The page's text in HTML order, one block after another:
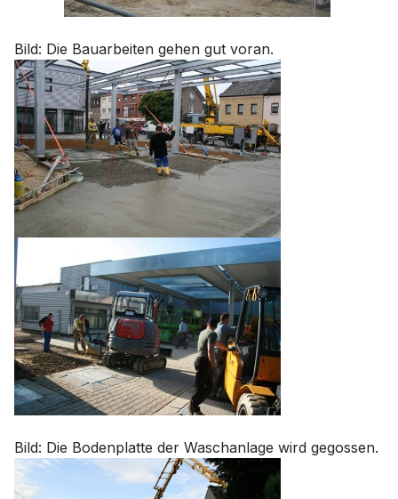
Bild: Die Bauarbeiten gehen gut voran.
Bild: Die Bodenplatte der Waschanlage wird gegossen.